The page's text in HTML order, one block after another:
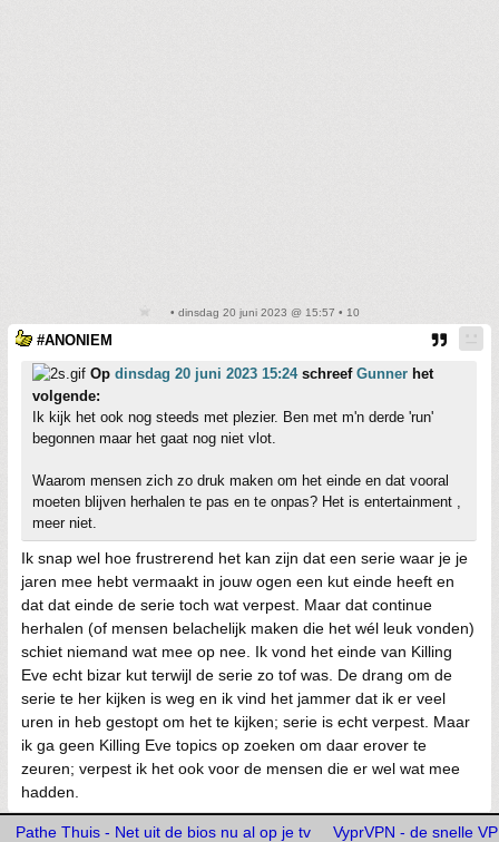
• dinsdag 20 juni 2023 @ 15:57 • 10
#ANONIEM
Op dinsdag 20 juni 2023 15:24schreef Gunner het
volgende:
Ik kijk het ook nog steeds met plezier. Ben met m'n derde 'run'
begonnen maar het gaat nog niet vlot.
Waarom mensen zich zo druk maken om het einde en dat vooral
moeten blijven herhalen te pas en te onpas? Het is entertainment ,
meer niet.
Ik snap wel hoe frustrerend het kan zijn dat een serie waar je je
jaren mee hebt vermaakt in jouw ogen een kut einde heeft en
dat dat einde de serie toch wat verpest. Maar dat continue
herhalen (of mensen belachelijk maken die het wél leuk vonden)
schiet niemand wat mee op nee. Ik vond het einde van Killing
Eve echt bizar kut terwijl de serie zo tof was. De drang om de
serie te her kijken is weg en ik vind het jammer dat ik er veel
uren in heb gestopt om het te kijken; serie is echt verpest. Maar
ik ga geen Killing Eve topics op zoeken om daar erover te
zeuren; verpest ik het ook voor de mensen die er wel wat mee
hadden.
Pathe Thuis - Net uit de bios nu al op je tv VyprVPN - de snelle